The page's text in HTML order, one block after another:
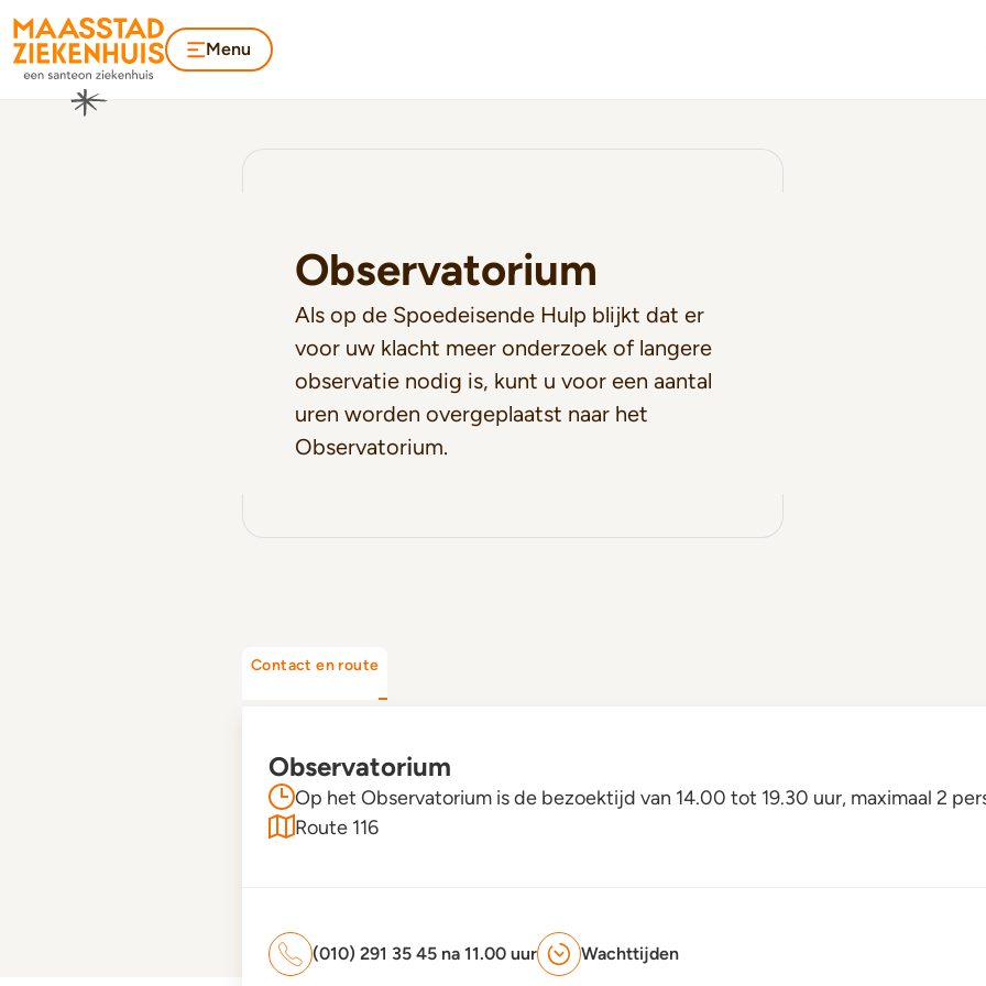
Menu
Observatorium
Als op de Spoedeisende Hulp blijkt dat er
voor uw klacht meer onderzoek of langere
observatie nodig is, kunt u voor een aantal
uren worden overgeplaatst naar het
Observatorium.
Contact en route
Observatorium
Op het Observatorium is de bezoektijd van 14.00 tot 19.30 uur, maximaal 2
Route 116
(010) 291 35 45 na 11.00 uur Wachttijden